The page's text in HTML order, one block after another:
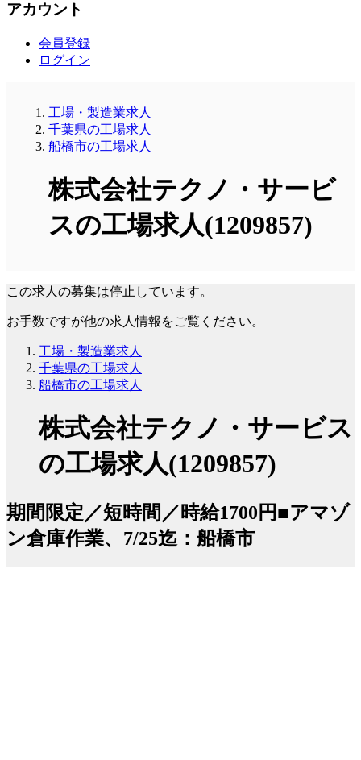
アカウント
会員登録
ログイン
工場・製造業求人
千葉県の工場求人
船橋市の工場求人
株式会社テクノ・サービ
スの工場求人(1209857)
この求人の募集は停止しています。
お手数ですが他の求人情報をご覧ください。
工場・製造業求人
千葉県の工場求人
船橋市の工場求人
株式会社テクノ・サービス
の工場求人(1209857)
期間限定／短時間／時給1700円■アマゾ
ン倉庫作業、7/25迄：船橋市